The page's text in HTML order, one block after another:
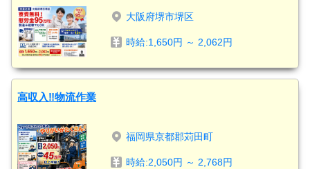
大阪府堺市堺区
時給:1,650円 ～ 2,062円
高収入‼物流作業
福岡県京都郡苅田町
時給:2,050円 ～ 2,768円